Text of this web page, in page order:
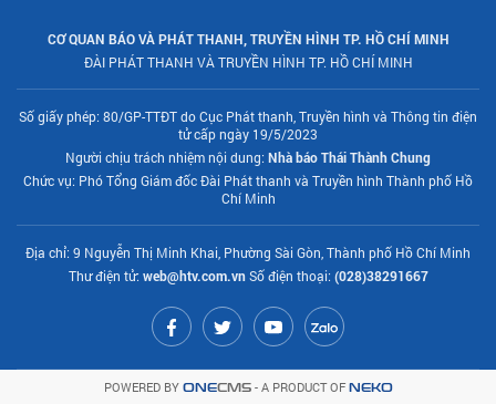
CƠ QUAN BÁO VÀ PHÁT THANH, TRUYỀN HÌNH TP. HỒ CHÍ MINH
ĐÀI PHÁT THANH VÀ TRUYỀN HÌNH TP. HỒ CHÍ MINH
Số giấy phép: 80/GP-TTĐT do Cục Phát thanh, Truyền hình và Thông tin điện
tử cấp ngày 19/5/2023
Người chịu trách nhiệm nội dung: Nhà báo Thái Thành Chung
Chức vụ: Phó Tổng Giám đốc Đài Phát thanh và Truyền hình Thành phố Hồ
Chí Minh
Địa chỉ: 9 Nguyễn Thị Minh Khai, Phường Sài Gòn, Thành phố Hồ Chí Minh
Thư điện tử: web@htv.com.vnSố điện thoại: (028)38291667
POWERED BY ONECMS- A PRODUCT OF NEKO